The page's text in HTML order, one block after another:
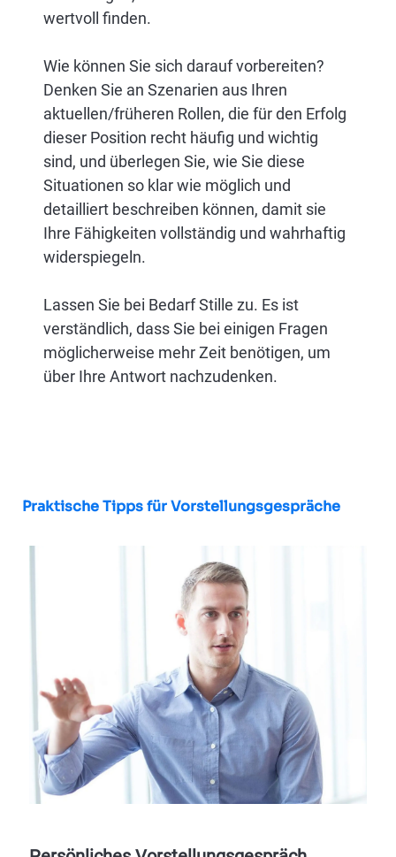
wertvoll finden.
Wie können Sie sich darauf vorbereiten?
Denken Sie an Szenarien aus Ihren
aktuellen/früheren Rollen, die für den Erfolg
dieser Position recht häufig und wichtig
sind, und überlegen Sie, wie Sie diese
Situationen so klar wie möglich und
detailliert beschreiben können, damit sie
Ihre Fähigkeiten vollständig und wahrhaftig
widerspiegeln.
Lassen Sie bei Bedarf Stille zu. Es ist
verständlich, dass Sie bei einigen Fragen
möglicherweise mehr Zeit benötigen, um
über Ihre Antwort nachzudenken.
Praktische Tipps für Vorstellungsgespräche